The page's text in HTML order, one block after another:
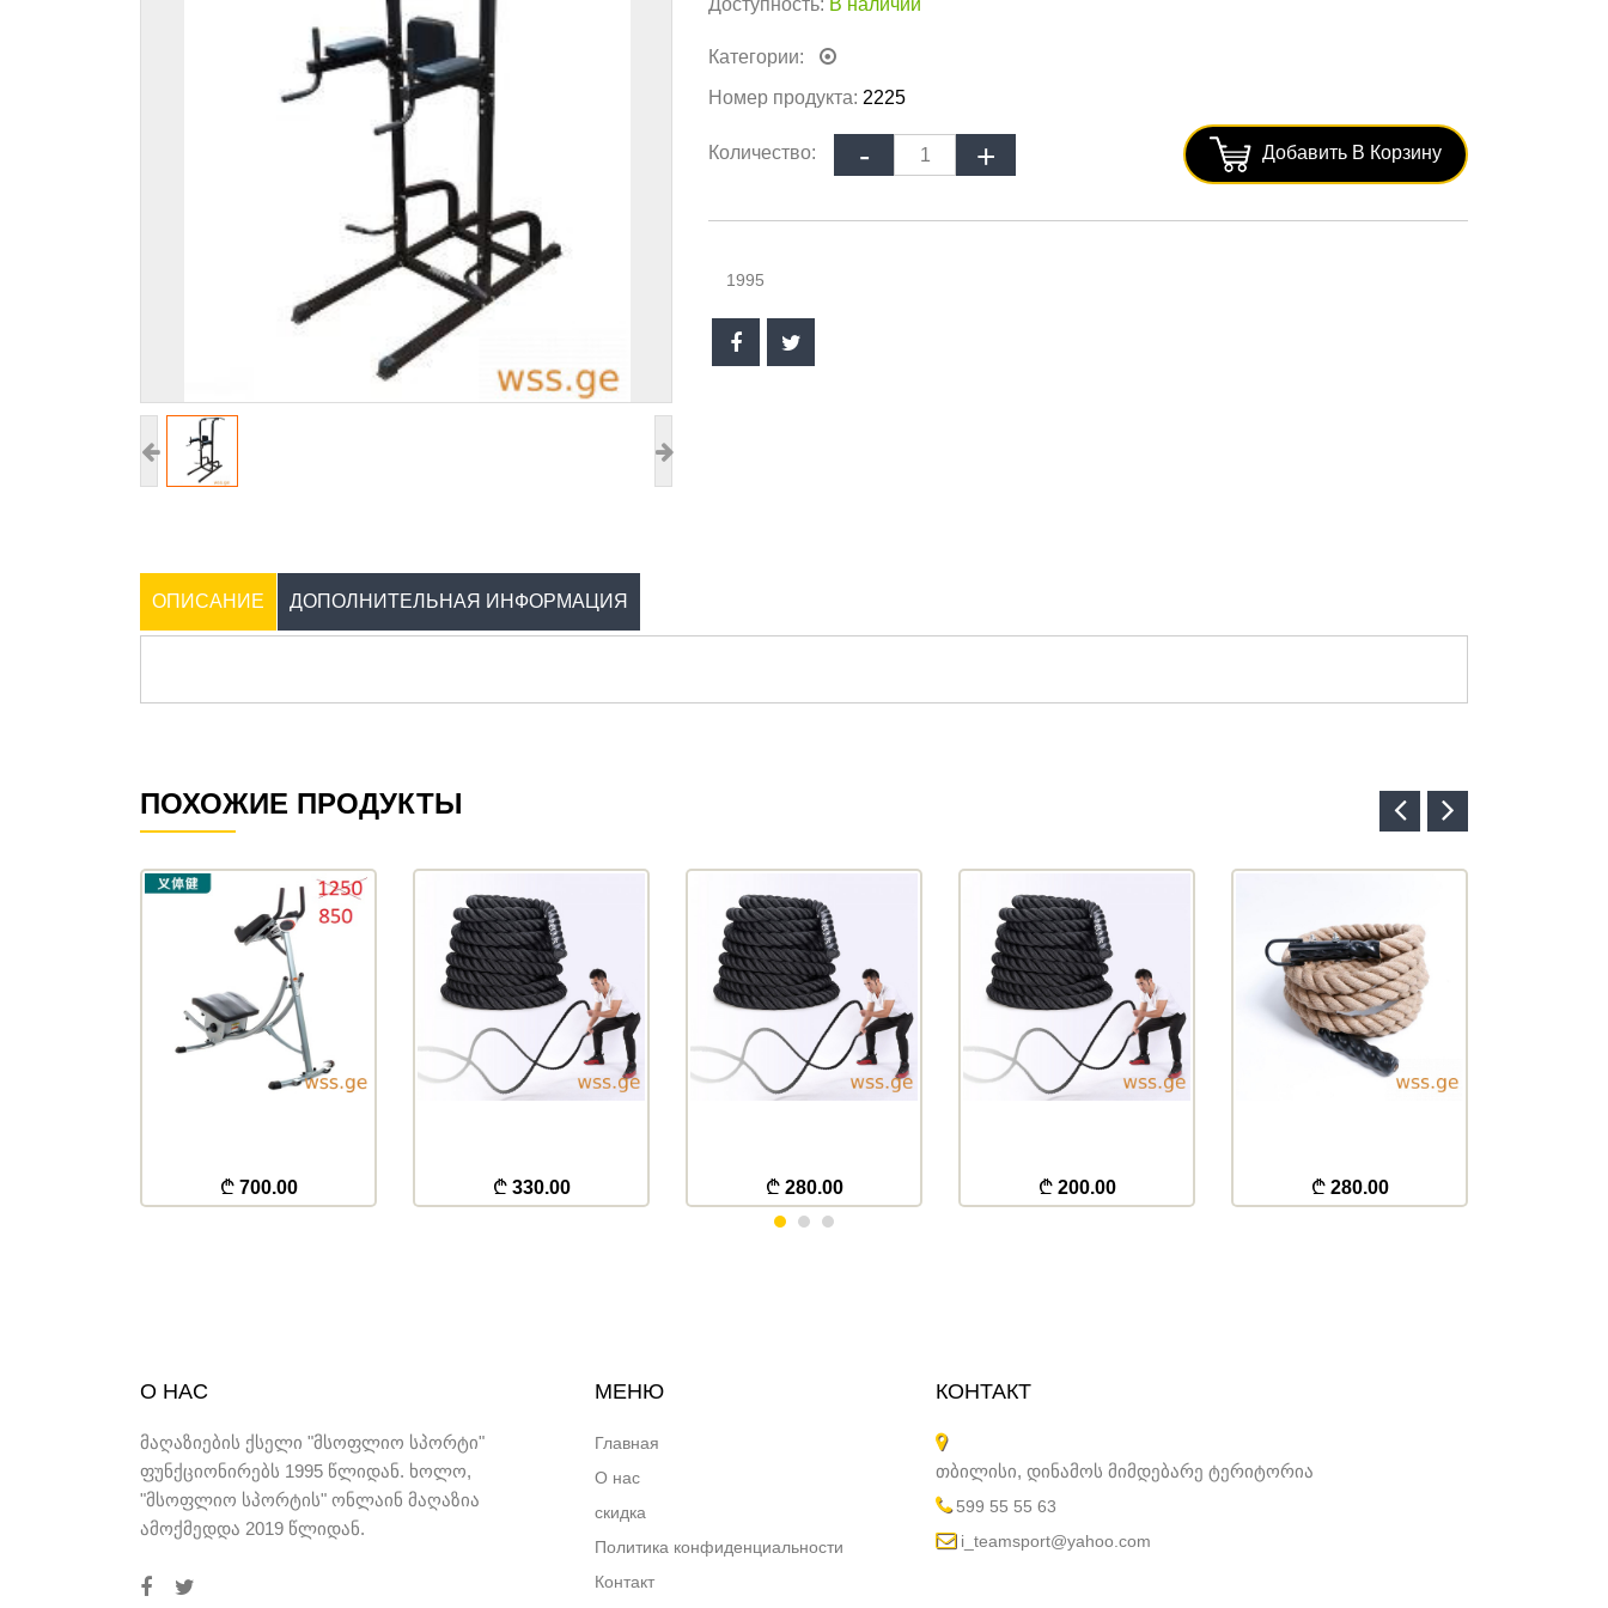
Доступность: В наличии
Категории:
Номер продукта: 2225
Количество: Добавить В Корзину
1995
ОПИСАНИЕ ДОПОЛНИТЕЛЬНАЯ ИНФОРМАЦИЯ
ПОХОЖИЕ ПРОДУКТЫ
700.00 330.00 280.00 200.00
280.00
О НАС
მაღაზიების ქსელი "მსოფლიო სპორტი"
ფუნქციონირებს 1995 წლიდან. ხოლო,
"მსოფლიო სპორტის" ონლაინ მაღაზია
ამოქმედდა 2019 წლიდან.
МЕНЮ
Главная
О нас
скидка
Политика конфиденциальности
Контакт
КОНТАКТ
თბილისი, დინამოს მიმდებარე ტერიტორია
599 55 55 63
i_teamsport@yahoo.com